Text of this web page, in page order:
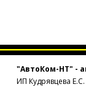
"АвтоКом-НТ" -
ИП Кудрявцева Е.С.